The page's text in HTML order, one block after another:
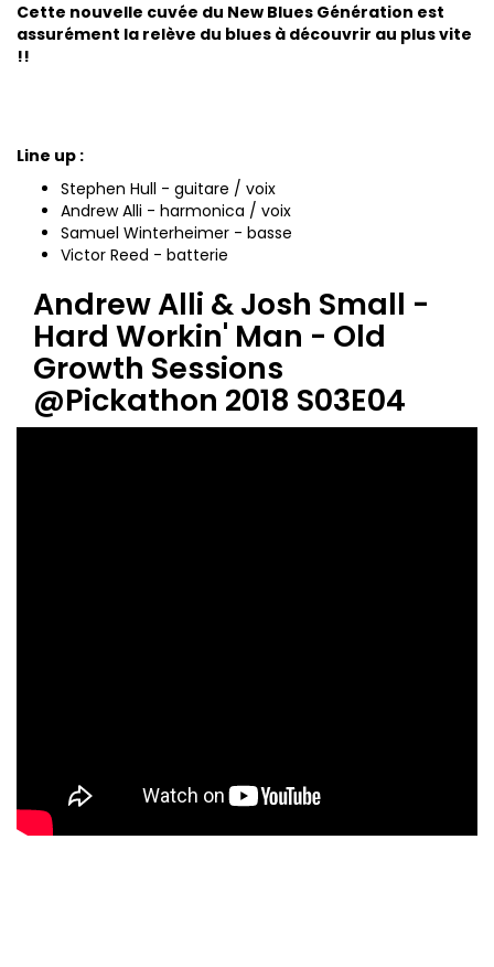
Cette nouvelle cuvée du New Blues Génération est
assurément la relève du blues à découvrir au plus vite
!!
Line up :
Stephen Hull - guitare / voix
Andrew Alli - harmonica / voix
Samuel Winterheimer - basse
Victor Reed - batterie
Andrew Alli & Josh Small -
Hard Workin' Man - Old
Growth Sessions
@Pickathon 2018 S03E04